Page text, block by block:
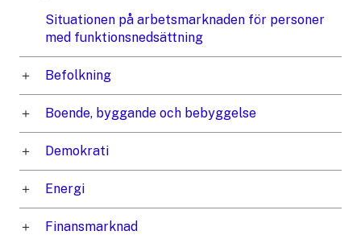
Situationen på arbetsmarknaden för personer
med funktionsnedsättning
Befolkning
Boende, byggande och bebyggelse
Demokrati
Energi
Finansmarknad